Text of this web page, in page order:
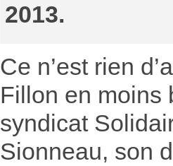
2013.
Ce n’est rien
Fillon en moins
syndicat
Sionneau, son